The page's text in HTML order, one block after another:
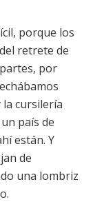
porque los
retrete de
por
la cursilería
país de
están. Y
de
una lombriz